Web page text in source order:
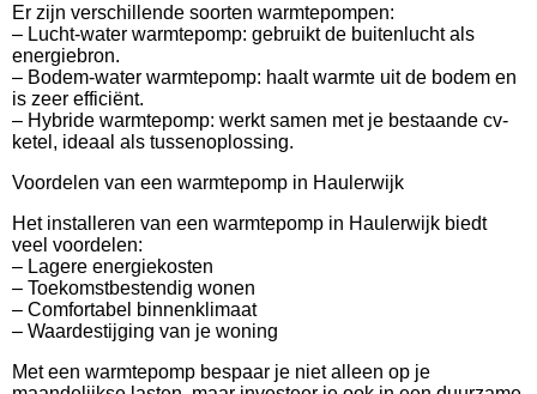
Er zijn verschillende soorten warmtepompen:
– Lucht-water warmtepomp: gebruikt de buitenlucht als
energiebron.
– Bodem-water warmtepomp: haalt warmte uit de bodem en
is zeer efficiënt.
– Hybride warmtepomp: werkt samen met je bestaande cv-
ketel, ideaal als tussenoplossing.
Voordelen van een warmtepomp in Haulerwijk
Het installeren van een warmtepomp in Haulerwijk biedt
veel voordelen:
– Lagere energiekosten
– Toekomstbestendig wonen
– Comfortabel binnenklimaat
– Waardestijging van je woning
Met een warmtepomp bespaar je niet alleen op je